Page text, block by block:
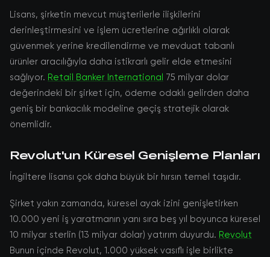
Lisans, şirketin mevcut müşterilerle ilişkilerini
derinleştirmesini ve işlem ücretlerine ağırlıklı olarak
güvenmek yerine kredilendirme ve mevduat tabanlı
ürünler aracılığıyla daha istikrarlı gelir elde etmesini
sağlıyor. Retail Banker International 75 milyar dolar
değerindeki bir şirket için, ödeme odaklı gelirden daha
geniş bir bankacılık modeline geçiş stratejik olarak
önemlidir.
Revolut'un Küresel Genişleme Planları
İngiltere lisansı çok daha büyük bir hırsın temel taşıdır.
Şirket yakın zamanda, küresel ayak izini genişletirken
10.000 yeni iş yaratmanın yanı sıra beş yıl boyunca küresel
10 milyar sterlin (13 milyar dolar) yatırım duyurdu. Revolut
Bunun içinde Revolut, 1.000 yüksek vasıflı işle birlikte